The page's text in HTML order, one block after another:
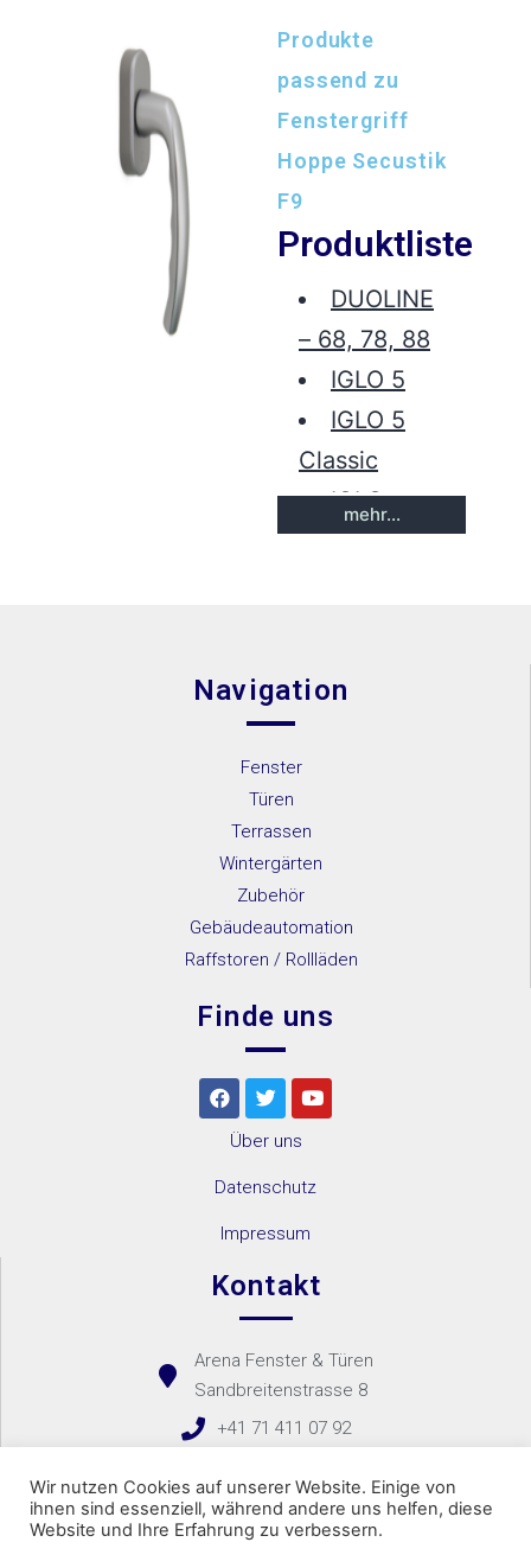
Produkte
passend zu
Fenstergriff
Hoppe Secustik
F9
Produktliste
DUOLINE
– 68, 78, 88
IGLO 5
IGLO 5
Classic
IGLO
Energy
IGLO
mehr...
Navigation
Fenster
Türen
Terrassen
Wintergärten
Zubehör
Gebäudeautomation
Raffstoren / Rollläden
Finde uns
Über uns
Datenschutz
Impressum
Kontakt
Arena Fenster & Türen
Sandbreitenstrasse 8
+41 71 411 07 92
Copyright 2021 – Arena Fenster & Türen Bachir
Wir nutzen Cookies auf unserer Website. Einige von
ihnen sind essenziell, während andere uns helfen, diese
Website und Ihre Erfahrung zu verbessern.